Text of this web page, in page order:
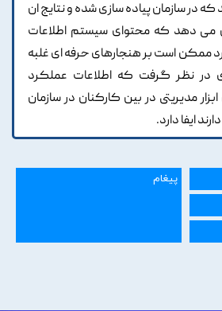
در سازمان پیاده سازی شده و نتایج ان
می دهد که محتوای سیستم اطلاعات
ممکن است بر هنجارهای حرفه ای غلبه
در نظر گرفت که اطلاعات عملکرد
مدیریتی در بین کارکنان در سازمان
ایفا دارد.